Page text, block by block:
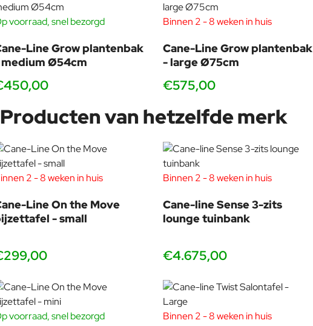
voorraad, snel bezorgd
Line Grow plantenbak
Ø54cm
Binnen 2 - 8 weken in huis
Cane-Line Grow plantenbak
- large Ø75cm
€575,00
Producten van hetzelfde merk
2 - 8 weken in huis
Line On the Move
- small
Binnen 2 - 8 weken in huis
Cane-line Sense 3-zits
lounge tuinbank
€4.675,00
voorraad, snel bezorgd Binnen 2 - 8 weken in huis